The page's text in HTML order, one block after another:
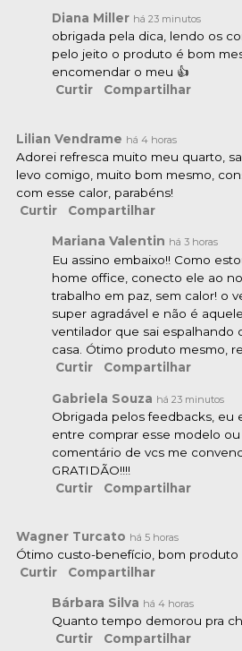
Diana Miller há 23 minutos
obrigada pela dica, lendo os
pelo jeito o produto é bom
encomendar o meu 👍
Curtir
Compartilhar
Lilian Vendrame há 4 horas
Adorei refresca muito meu quarto,
levo comigo, muito bom mesmo,
com esse calor, parabéns!
Curtir
Compartilhar
Mariana Valentin há 3 horas
Eu assino embaixo!! Como
home office, conecto ele ao
trabalho em paz, sem calor! o
super agradável e não é
ventilador que sai espalhando
casa. Ótimo produto mesmo,
Curtir
Compartilhar
Gabriela Souza há 23 minutos
Obrigada pelos feedbacks, eu
entre comprar esse modelo ou
comentário de vcs me
GRATIDÃO!!!!
Curtir
Compartilhar
Wagner Turcato há 5 horas
Ótimo custo-benefício, bom produto
Curtir
Compartilhar
Bárbara Silva há 4 horas
Quanto tempo demorou pra
Curtir
Compartilhar